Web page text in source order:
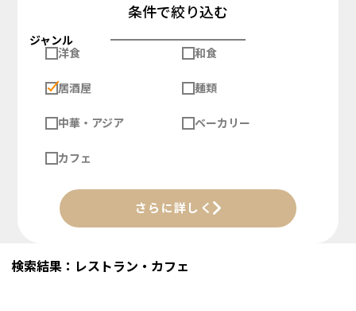
条件で絞り込む
ジャンル
洋食
和食
居酒屋 麺類
中華・アジア ベーカリー
カフェ
さらに詳しく
検索結果：レストラン・カフェ